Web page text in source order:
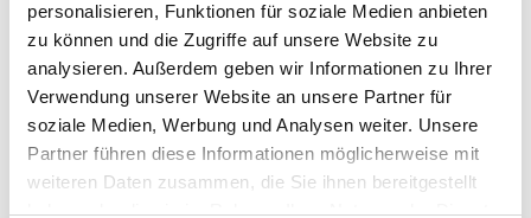
personalisieren, Funktionen für soziale Medien anbieten
zu können und die Zugriffe auf unsere Website zu
analysieren. Außerdem geben wir Informationen zu Ihrer
Verwendung unserer Website an unsere Partner für
soziale Medien, Werbung und Analysen weiter. Unsere
Partner führen diese Informationen möglicherweise mit
weiteren Daten zusammen, die Sie ihnen bereitgestellt
haben oder die sie im Rahmen Ihrer Nutzung der Dienste
Gebinde